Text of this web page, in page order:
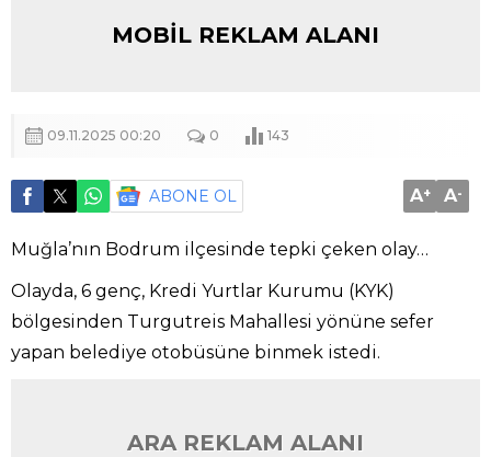
MOBİL REKLAM ALANI
09.11.2025 00:20 0 143
ABONE OL A+ A-
Muğla’nın Bodrum ilçesinde tepki çeken olay…
Olayda, 6 genç, Kredi Yurtlar Kurumu (KYK)
bölgesinden Turgutreis Mahallesi yönüne sefer
yapan belediye otobüsüne binmek istedi.
ARA REKLAM ALANI